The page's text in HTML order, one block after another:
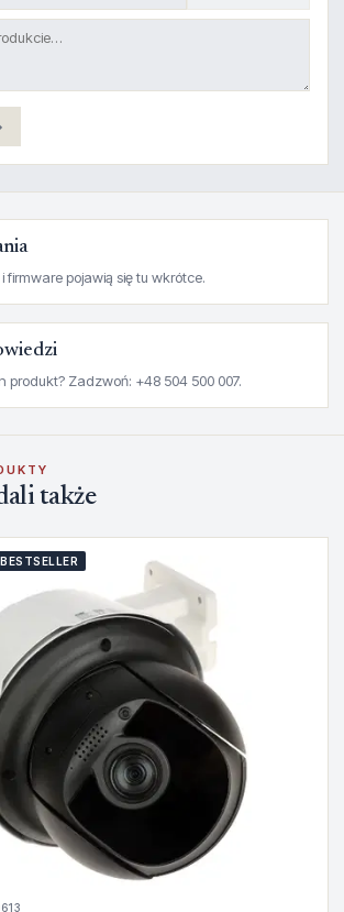
firmware pojawią się tu wkrótce.
produkt? Zadzwoń: +48 504 500 007.
także
BESTSELLER